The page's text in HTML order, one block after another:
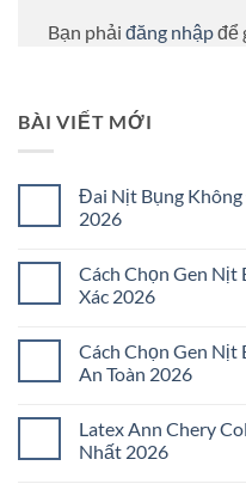
Bạn phải đăng nhậpđể
BÀI VIẾT MỚI
Đai Nịt Bụng
2026
bình
luận
ở
Bụng
Không
Đau
Bí
Quyết
Chọn
Cách Chọn Gen Nịt
Xác 2026
bình
luận
ở
Gen
Nịt
Bụng
Cách Chọn Gen Nịt
An Toàn 2026
bình
luận
ở
Latex Ann Chery
Nhất 2026